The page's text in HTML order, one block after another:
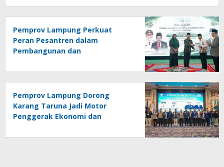
Pemprov Lampung Perkuat
Peran Pesantren dalam
Pembangunan dan
Pemprov Lampung Dorong
Karang Taruna Jadi Motor
Penggerak Ekonomi dan